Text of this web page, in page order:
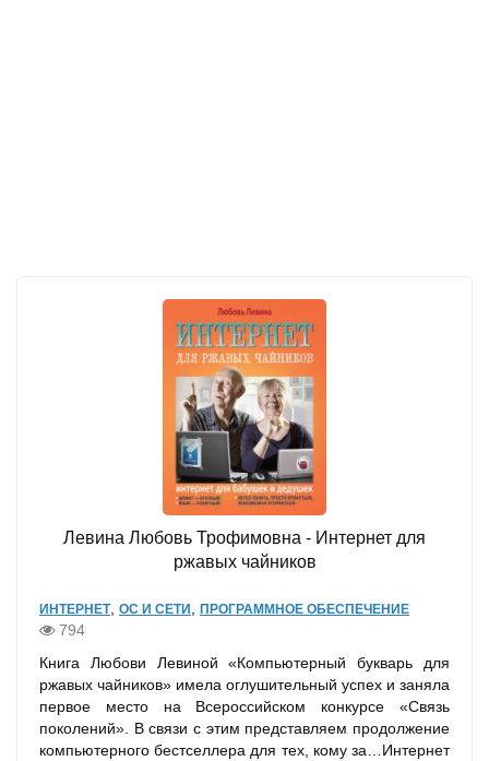
Левина Любовь Трофимовна - Интернет для
ржавых чайников
ИНТЕРНЕТ, ОС И СЕТИ , ПРОГРАММНОЕ ОБЕСПЕЧЕНИЕ
794
Книга Любови Левиной «Компьютерный букварь для
ржавых чайников» имела оглушительный успех и заняла
первое место на Всероссийском конкурсе «Связь
поколений». В связи с этим представляем продолжение
компьютерного бестселлера для тех, кому за…Интернет